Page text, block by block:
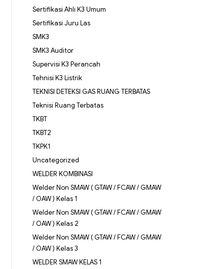
Sertifikasi Ahli K3 Umum
Sertifikasi Juru Las
SMK3
SMK3 Auditor
Supervisi K3 Perancah
Tehnisi K3 Listrik
TEKNISI DETEKSI GAS RUANG TERBATAS
Teknisi Ruang Terbatas
TKBT
TKBT2
TKPK1
Uncategorized
WELDER KOMBINASI
Welder Non SMAW ( GTAW / FCAW / GMAW
/ OAW ) Kelas 1
Welder Non SMAW ( GTAW / FCAW / GMAW
/ OAW ) Kelas 2
Welder Non SMAW ( GTAW / FCAW / GMAW
/ OAW ) Kelas 3
WELDER SMAW KELAS 1